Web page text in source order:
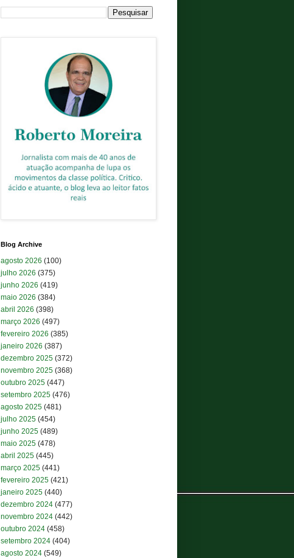
Blog Archive
agosto 2026 (100)
julho 2026 (375)
junho 2026 (419)
maio 2026 (384)
abril 2026 (398)
março 2026 (497)
fevereiro 2026 (385)
janeiro 2026 (387)
dezembro 2025 (372)
novembro 2025 (368)
outubro 2025 (447)
setembro 2025 (476)
agosto 2025 (481)
julho 2025 (454)
junho 2025 (489)
maio 2025 (478)
abril 2025 (445)
março 2025 (441)
fevereiro 2025 (421)
janeiro 2025 (440)
dezembro 2024 (477)
novembro 2024 (442)
outubro 2024 (458)
setembro 2024 (404)
agosto 2024 (549)